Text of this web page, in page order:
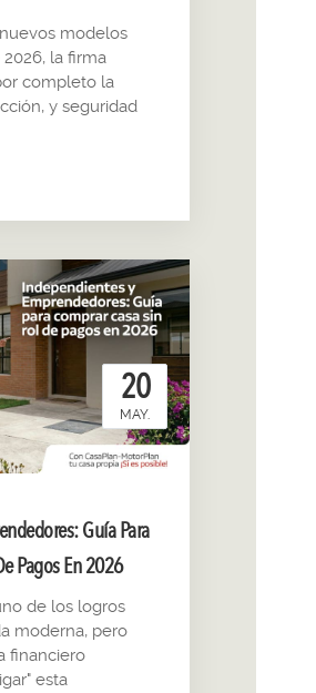
modelos
la firma
completo la
y seguridad
20
MAY.
Guía Para
Pagos En 2026
de los logros
moderna, pero
financiero
esta